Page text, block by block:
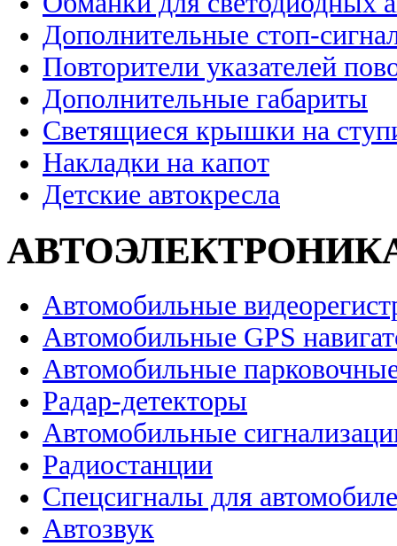
Дополнительные стоп-
Повторители указателей
Дополнительные габариты
Светящиеся крышки на
Накладки на капот
Детские автокресла
Автомобильные
Автомобильные GPS
Автомобильные
Радар-детекторы
Автомобильные
Радиостанции
Спецсигналы для
Автозвук